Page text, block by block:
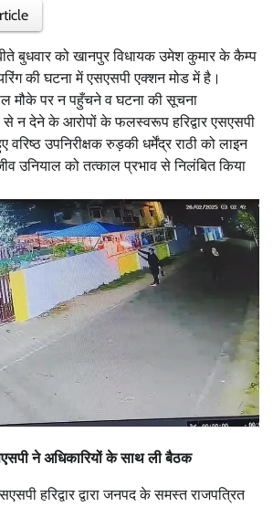
बुधवार को खानपुर विधायक उमेश कुमार के कैम्प
की घटना में एसएसपी एक्शन मोड में है।
मौके पर न पहुँचने व घटना की सूचना
से न देने के आरोपों के फलस्वरूप हरिद्वार एसएसपी
वरिष्ठ उपनिरीक्षक रुड़की धर्मेंद्र राठी को लाइन
उनियाल को तत्काल प्रभाव से निलंबित किया
ने अधिकारियों के साथ ली बैठक
हरिद्वार द्वारा जनपद के समस्त राजपत्रित